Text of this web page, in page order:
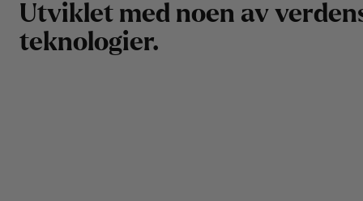
Utviklet med noen av verden
teknologier.